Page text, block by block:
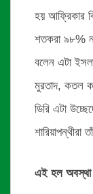
হয় আফ্রিকার
শতকরা ৯৮%
বলেন এটা
মুরতাদ, কতল
ডিরি এটা
শারিয়াপন্থীরা
এই হল